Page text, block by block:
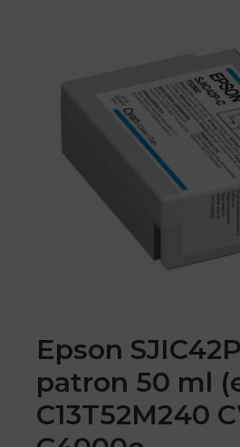
Epson
patron 50 ml
C13T52M240